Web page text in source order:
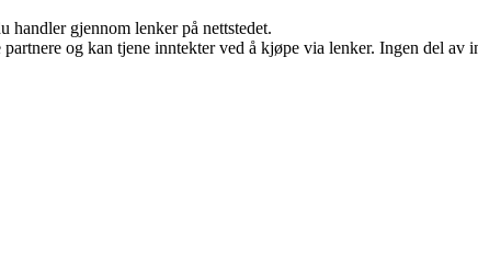
gjennom lenker på nettstedet.
og kan tjene inntekter ved å kjøpe via lenker. Ingen del av